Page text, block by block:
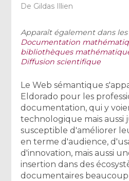
De Gildas Illien
Apparaît également dans
Documentation
bibliothèques
Diffusion scientifique
Le Web sémantique
Eldorado pour les
documentation, qui y
technologique mais aussi
susceptible d'améliorer
en terme d'audience,
d'innovation, mais aussi
insertion dans des
documentaires